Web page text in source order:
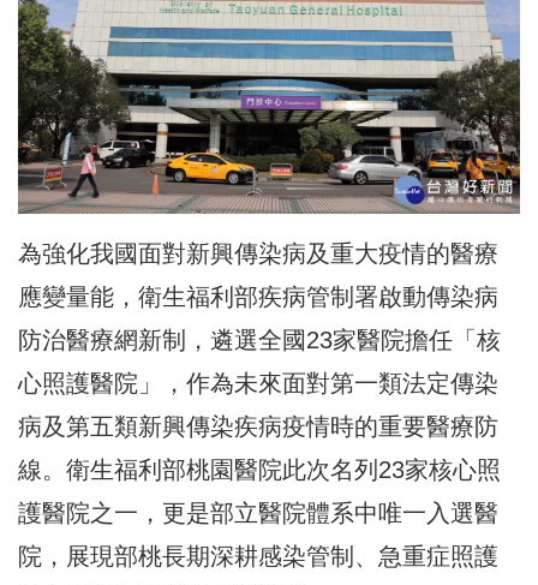
為強化我國面對新興傳染病及重大疫情的醫療
應變量能，衛生福利部疾病管制署啟動傳染病
防治醫療網新制，遴選全國23家醫院擔任「核
心照護醫院」，作為未來面對第一類法定傳染
病及第五類新興傳染疾病疫情時的重要醫療防
線。衛生福利部桃園醫院此次名列23家核心照
護醫院之一，更是部立醫院體系中唯一入選醫
院，展現部桃長期深耕感染管制、急重症照護